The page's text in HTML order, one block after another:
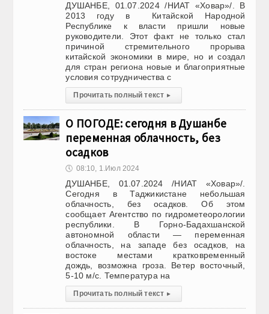
ДУШАНБЕ, 01.07.2024 /НИАТ «Ховар»/. В
2013 году в Китайской Народной
Республике к власти пришли новые
руководители. Этот факт не только стал
причиной стремительного прорыва
китайской экономики в мире, но и создал
для стран региона новые и благоприятные
условия сотрудничества с
Прочитать полный текст ▸
О ПОГОДЕ: сегодня в Душанбе
переменная облачность, без
осадков
🕔 08:10, 1.Июл 2024
ДУШАНБЕ, 01.07.2024 /НИАТ «Ховар»/.
Сегодня в Таджикистане небольшая
облачность, без осадков. Об этом
сообщает Агентство по гидрометеорологии
республики. В Горно-Бадахшанской
автономной области — переменная
облачность, на западе без осадков, на
востоке местами кратковременный
дождь, возможна гроза. Ветер восточный,
5-10 м/с. Температура на
Прочитать полный текст ▸